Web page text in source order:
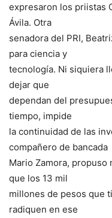
expresaron los priistas
Ávila. Otra
senadora del PRI,
para ciencia y
tecnología. Ni siquiera
dejar que
dependan del
tiempo, impide
la continuidad de las
compañero de bancada
Mario Zamora,
que los 13 mil
millones de pesos que
radiquen en ese